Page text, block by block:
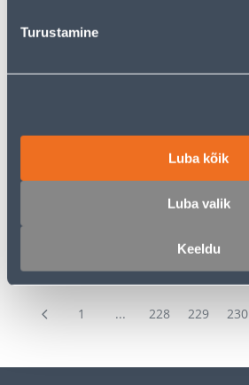
Turustamine
Luba kõik
Luba valik
Keeldu
Фильтровать товары
228 229 230
1 ... 228 229 230